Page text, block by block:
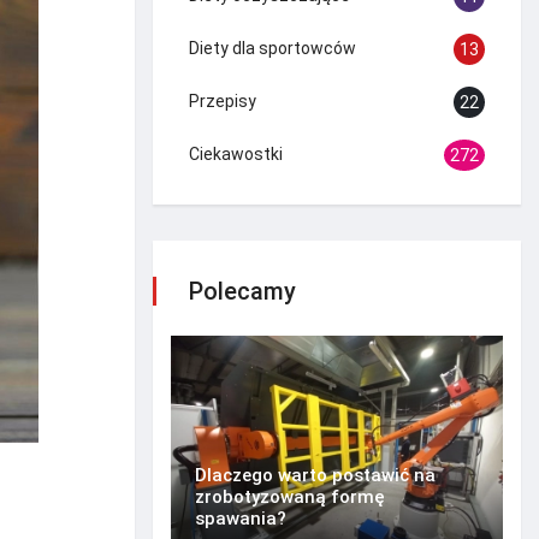
Diety dla sportowców 13
Przepisy 22
Ciekawostki 272
Polecamy
Dlaczego warto postawić na
zrobotyzowaną formę
spawania?